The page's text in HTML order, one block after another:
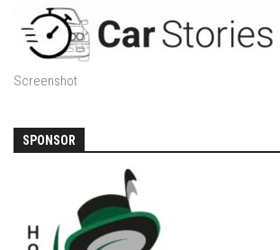
Screenshot
SPONSOR